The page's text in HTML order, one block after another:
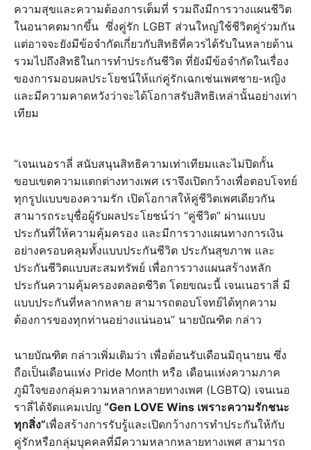
ความสุขและความต้องการเต็มที่ รวมถึงมีการวางแผนชีวิต
ในอนาคตมากขึ้น ซึ่งคู่รัก LGBT ส่วนใหญ่ใช้ชีวิตคู่ร่วมกัน
แต่อาจจะยังมีข้อจำกัดเกี่ยวกับสิทธิที่ควรได้รับในหลายด้าน
รวมไปถึงสิทธิในการทำประกันชีวิต ที่ยังมีข้อจำกัดในเรื่อง
ของการมอบผลประโยชน์ให้แก่คู่รักเฉกเช่นเพศชาย-หญิง
และมีความคาดหวังว่าจะได้โอกาสรับสิทธิเหล่านั้นอย่างเท่า
เทียม
“เจนเนอราลี่ สนับสนุนสิทธิความเท่าเทียมและไม่ปิดกั้น
ขอบเขตความแตกต่างทางเพศ เราจึงเปิดกว้างเพื่อตอบโจทย์
ทุกรูปแบบของความรัก เปิดโอกาสให้คู่ชีวิตเพศเดียวกัน
สามารถระบุชื่อผู้รับผลประโยชน์ว่า “คู่ชีวิต” ผ่านแบบ
ประกันที่ให้ความคุ้มครอง และมีการวางแผนทางการเงิน
อย่างครอบคลุมทั้งแบบประกันชีวิต ประกันสุขภาพ และ
ประกันชีวิตแบบสะสมทรัพย์ เพื่อการวางแผนสร้างหลัก
ประกันความคุ้มครองตลอดชีวิต โดยขณะนี้ เจนเนอราลี่ มี
แบบประกันที่หลากหลาย สามารถตอบโจทย์ได้ทุกความ
ต้องการของทุกท่านอย่างแน่นอน” นายบัณฑิต กล่าว
นายบัณฑิต กล่าวเพิ่มเติมว่า เพื่อต้อนรับเดือนมิถุนายน ซึ่ง
ถือเป็นเดือนแห่ง Pride Month หรือ เดือนแห่งความภาค
ภูมิใจของกลุ่มความหลากหลายทางเพศ (LGBTQ) เจนเนอ
ราลี่ได้จัดแคมเปญ “Gen LOVE Wins เพราะความรักชนะ
ทุกสิ่ง”เพื่อสร้างการรับรู้และเปิดกว้างการทำประกันให้กับ
คู่รักหรือกลุ่มบุคคลที่มีความหลากหลายทางเพศ สามารถ